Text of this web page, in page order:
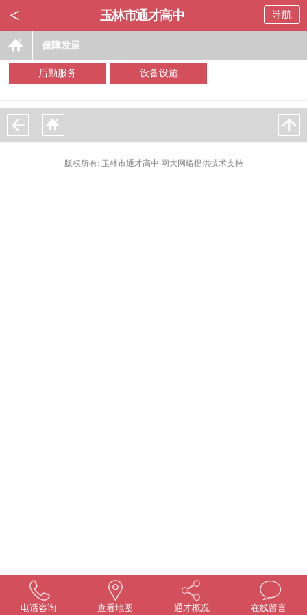
< 玉林市通才高中 导航
保障发展
后勤服务 设备设施
版权所有: 玉林市通才高中 网大网络提供技术支持
电话咨询 查看地图 通才概况 在线留言